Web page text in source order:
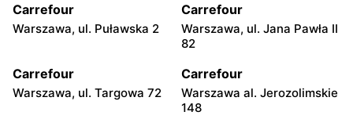
Carrefour
Warszawa, ul. Puławska 2
Carrefour
Warszawa, ul. Jana Pawła II
82
Carrefour
Warszawa, ul. Targowa 72
Carrefour
Warszawa al. Jerozolimskie
148